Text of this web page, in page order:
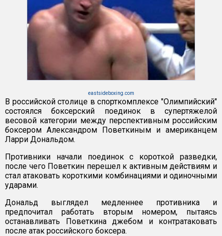
eastsideboxing.com
В российской столице в спорткомплексе "Олимпийский"
состоялся боксерский поединок в супертяжелой
весовой категории между перспективным российским
боксером Александром Поветкиным и американцем
Ларри Дональдом.
Противники начали поединок с короткой разведки,
после чего Поветкин перешел к активным действиям и
стал атаковать короткими комбинациями и одиночными
ударами.
Дональд выглядел медленнее противника и
предпочитал работать вторым номером, пытаясь
останавливать Поветкина джебом и контратаковать
после атак российского боксера.